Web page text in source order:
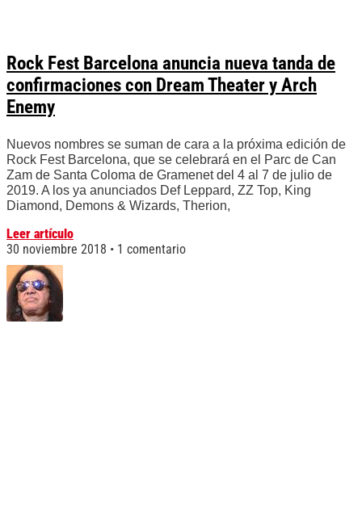
Rock Fest Barcelona anuncia nueva tanda de
confirmaciones con Dream Theater y Arch
Enemy
Nuevos nombres se suman de cara a la próxima edición de
Rock Fest Barcelona, que se celebrará en el Parc de Can
Zam de Santa Coloma de Gramenet del 4 al 7 de julio de
2019. A los ya anunciados Def Leppard, ZZ Top, King
Diamond, Demons & Wizards, Therion,
Leer artículo
30 noviembre 2018
1 comentario